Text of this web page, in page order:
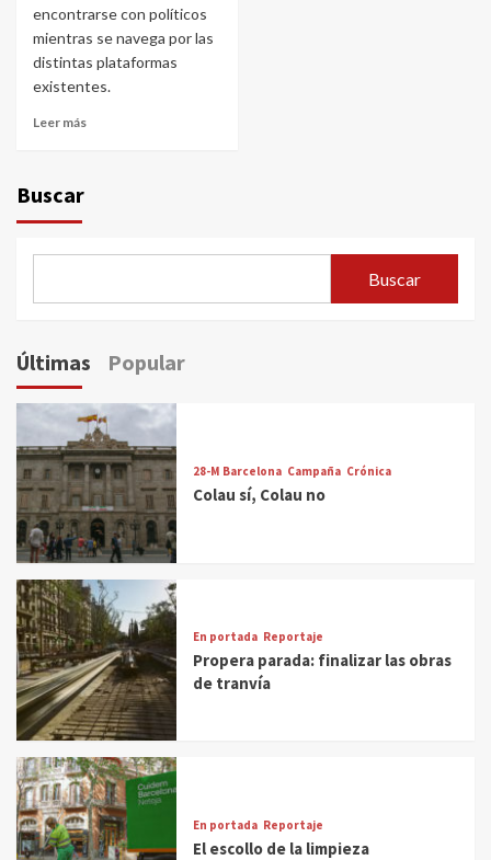
encontrarse con políticos
mientras se navega por las
distintas plataformas
existentes.
Leer más
Buscar
Buscar
Últimas Popular
28-M Barcelona Campaña Crónica
Colau sí, Colau no
En portada Reportaje
Propera parada: finalizar las obras
de tranvía
En portada Reportaje
El escollo de la limpieza